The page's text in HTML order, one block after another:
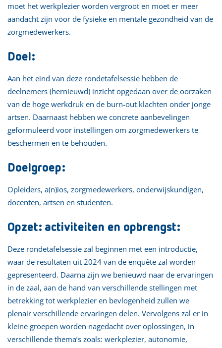
moet het werkplezier worden vergroot en moet er meer
aandacht zijn voor de fysieke en mentale gezondheid van de
zorgmedewerkers.
Doel:
Aan het eind van deze rondetafelsessie hebben de
deelnemers (hernieuwd) inzicht opgedaan over de oorzaken
van de hoge werkdruk en de burn-out klachten onder jonge
artsen. Daarnaast hebben we concrete aanbevelingen
geformuleerd voor instellingen om zorgmedewerkers te
beschermen en te behouden.
Doelgroep:
Opleiders, a(n)ios, zorgmedewerkers, onderwijskundigen,
docenten, artsen en studenten.
Opzet: activiteiten en opbrengst:
Deze rondetafelsessie zal beginnen met een introductie,
waar de resultaten uit 2024 van de enquête zal worden
gepresenteerd. Daarna zijn we benieuwd naar de ervaringen
in de zaal, aan de hand van verschillende stellingen met
betrekking tot werkplezier en bevlogenheid zullen we
plenair verschillende ervaringen delen. Vervolgens zal er in
kleine groepen worden nagedacht over oplossingen, in
verschillende thema’s zoals: werkplezier, autonomie,